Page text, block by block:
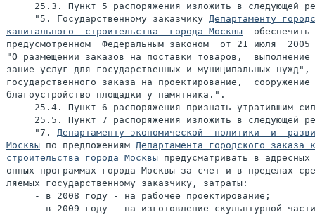
25.3. Пункт 5 распоряжения изложить в следующей
     "5. Государственному заказчику
Департаменту
капитального  строительства  города Москвы
обеспечить
предусмотренном  Федеральным законом  от 21 июля
"О размещении заказов на поставки товаров,
зание услуг для государственных и муниципальных нужд",
государственного заказа на проектирование,  сооружение
благоустройство площадки у памятника.".
25.4. Пункт 6 распоряжения признать утратившим
25.5. Пункт 7 распоряжения изложить в следующей
     "7.
Департаменту экономической  политики  и
Москвы по предложениям Департамента городского заказа
строительства города Москвы предусматривать в
онных программах города Москвы за счет и в пределах
ляемых государственному заказчику, затраты:
     - в 2008 году - на рабочее проектирование;
- в 2009 году - на изготовление скульптурной